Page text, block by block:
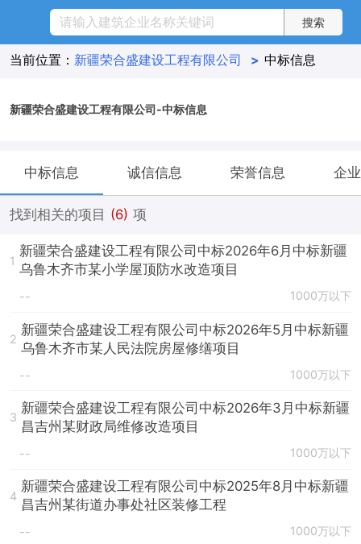
当前位置： 新疆荣合盛建设工程有限公司 > 中标信息
新疆荣合盛建设工程有限公司-中标信息
中标信息 诚信信息 荣誉信息 企
找到相关的项目 (6) 项
1
新疆荣合盛建设工程有限公司中标2026年6月中标新疆
乌鲁木齐市某小学屋顶防水改造项目
-- 1000万以下
2
新疆荣合盛建设工程有限公司中标2026年5月中标新疆
乌鲁木齐市某人民法院房屋修缮项目
-- 1000万以下
3
新疆荣合盛建设工程有限公司中标2026年3月中标新疆
昌吉州某财政局维修改造项目
-- 1000万以下
4
新疆荣合盛建设工程有限公司中标2025年8月中标新疆
昌吉州某街道办事处社区装修工程
-- 1000万以下